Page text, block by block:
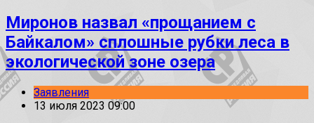
Миронов назвал «прощанием с
Байкалом» сплошные рубки леса в
экологической зоне озера
Заявления
13 июля 2023 09:00